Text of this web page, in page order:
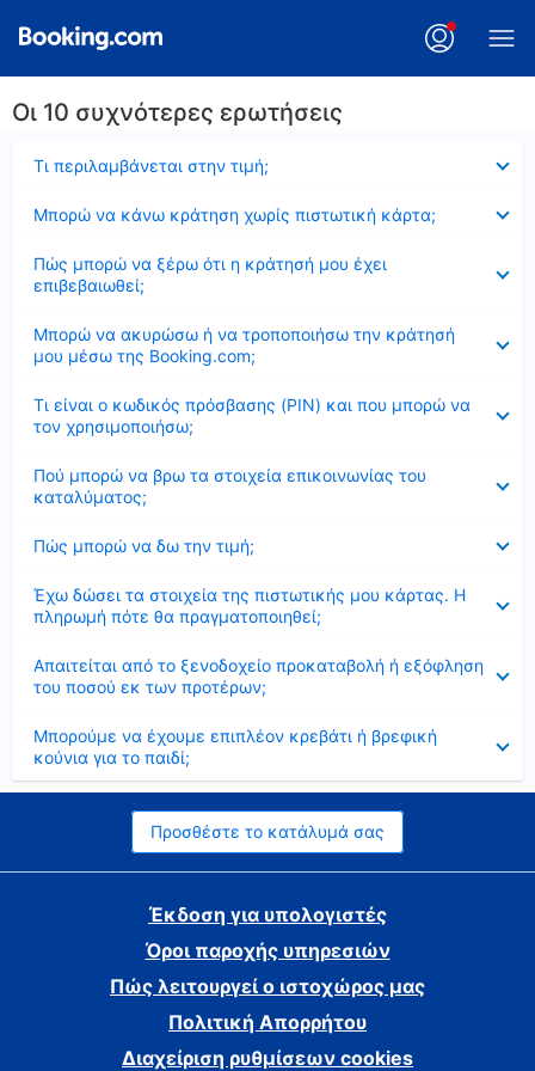
Οι 10 συχνότερες ερωτήσεις
Τι περιλαμβάνεται στην τιμή;
Μπορώ να κάνω κράτηση χωρίς πιστωτική κάρτα;
Πώς μπορώ να ξέρω ότι η κράτησή μου έχει
επιβεβαιωθεί;
Μπορώ να ακυρώσω ή να τροποποιήσω την κράτησή
μου μέσω της Booking.com;
Τι είναι ο κωδικός πρόσβασης (PIN) και που μπορώ να
τον χρησιμοποιήσω;
Πού μπορώ να βρω τα στοιχεία επικοινωνίας του
καταλύματος;
Πώς μπορώ να δω την τιμή;
Έχω δώσει τα στοιχεία της πιστωτικής μου κάρτας. Η
πληρωμή πότε θα πραγματοποιηθεί;
Απαιτείται από το ξενοδοχείο προκαταβολή ή εξόφληση
του ποσού εκ των προτέρων;
Μπορούμε να έχουμε επιπλέον κρεβάτι ή βρεφική
κούνια για το παιδί;
Προσθέστε το κατάλυμά σας
Έκδοση για υπολογιστές
Όροι παροχής υπηρεσιών
Πώς λειτουργεί ο ιστοχώρος μας
Πολιτική Απορρήτου
Διαχείριση ρυθμίσεων cookies